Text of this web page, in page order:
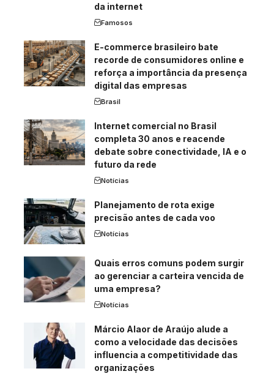
da internet
Famosos
E-commerce brasileiro bate
recorde de consumidores online e
reforça a importância da presença
digital das empresas
Brasil
Internet comercial no Brasil
completa 30 anos e reacende
debate sobre conectividade, IA e o
futuro da rede
Notícias
Planejamento de rota exige
precisão antes de cada voo
Notícias
Quais erros comuns podem surgir
ao gerenciar a carteira vencida de
uma empresa?
Notícias
Márcio Alaor de Araújo alude a
como a velocidade das decisões
influencia a competitividade das
organizações